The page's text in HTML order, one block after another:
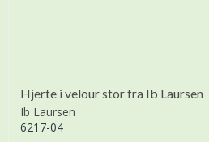
Hjerte i velour stor fra Ib Laursen
Ib Laursen
6217-04